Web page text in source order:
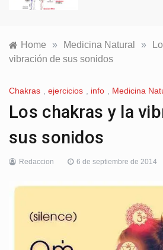
Home » Medicina Natural »
vibración de sus sonidos
Chakras , ejercicios , info , Medicina
Los chakras y la
sus sonidos
Redaccion 6 de septiembre de 2014